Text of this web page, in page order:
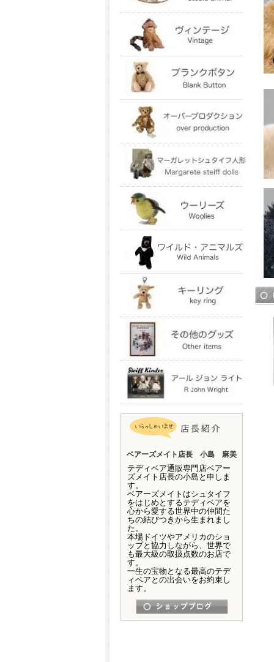
ベアーズメイト店長 小島 麻美
テディベア通販専門店ベアー
ズメイト店長の小島と申しま
す。
ベアーズメイトはシュタイフ
をはじめとするテディベアを
心から愛する世界中の仲間た
ちの結びつきから生まれまし
た。
本場ドイツやアメリカのショ
ップと協力しながら、世界で
も最大級の取扱点数のお店で
す。
一生の宝物となる最高のテデ
ィベアとの出会いをお約束し
ます。